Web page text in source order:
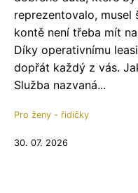
reprezentovalo, musel
kontě není třeba mít
Díky operativnímu
dopřát každý z vás.
Služba nazvaná...
Pro ženy - řidičky
30. 07. 2026